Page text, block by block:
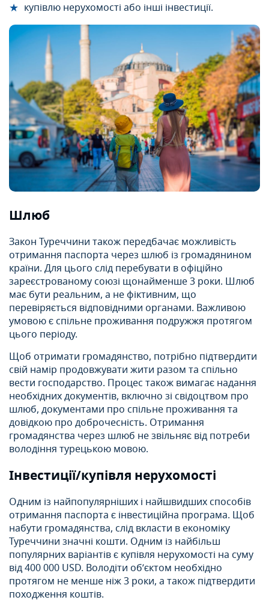
купівлю нерухомості або інші інвестиції.
Шлюб
Закон Туреччини також передбачає можливість
отримання паспорта через шлюб із громадянином
країни. Для цього слід перебувати в офіційно
зареєстрованому союзі щонайменше 3 роки. Шлюб
має бути реальним, а не фіктивним, що
перевіряється відповідними органами. Важливою
умовою є спільне проживання подружжя протягом
цього періоду.
Щоб отримати громадянство, потрібно підтвердити
свій намір продовжувати жити разом та спільно
вести господарство. Процес також вимагає надання
необхідних документів, включно зі свідоцтвом про
шлюб, документами про спільне проживання та
довідкою про доброчесність. Отримання
громадянства через шлюб не звільняє від потреби
володіння турецькою мовою.
Інвестиції/купівля нерухомості
Одним із найпопулярніших і найшвидших способів
отримання паспорта є інвестиційна програма. Щоб
набути громадянства, слід вкласти в економіку
Туреччини значні кошти. Одним із найбільш
популярних варіантів є купівля нерухомості на суму
від 400 000 USD. Володіти об’єктом необхідно
протягом не менше ніж 3 роки, а також підтвердити
походження коштів.